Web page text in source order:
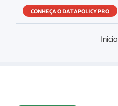
CONHEÇA O DATAPOLICY PRO
Início